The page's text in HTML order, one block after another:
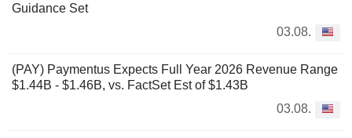
Guidance Set
03.08.
(PAY) Paymentus Expects Full Year 2026 Revenue Range
$1.44B - $1.46B, vs. FactSet Est of $1.43B
03.08.